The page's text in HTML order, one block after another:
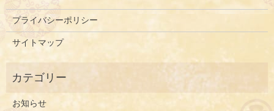
プライバシーポリシー
サイトマップ
お知らせ